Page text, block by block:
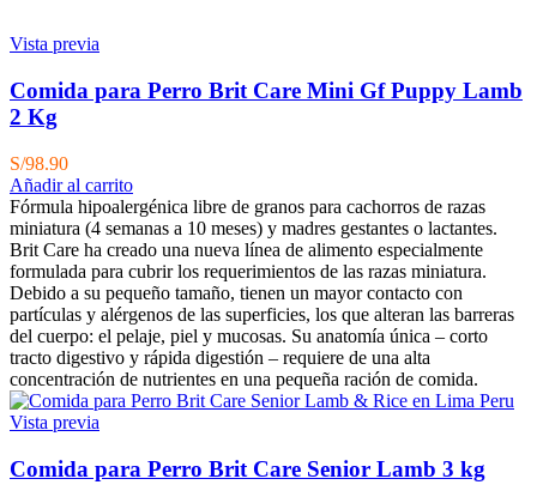
Vista previa
Comida para Perro Brit Care Mini Gf Puppy Lamb
2 Kg
S/98.90
Añadir al carrito
Fórmula hipoalergénica libre de granos para cachorros de razas
miniatura (4 semanas a 10 meses) y madres gestantes o lactantes.
Brit Care ha creado una nueva línea de alimento especialmente
formulada para cubrir los requerimientos de las razas miniatura.
Debido a su pequeño tamaño, tienen un mayor contacto con
partículas y alérgenos de las superficies, los que alteran las barreras
del cuerpo: el pelaje, piel y mucosas. Su anatomía única – corto
tracto digestivo y rápida digestión – requiere de una alta
concentración de nutrientes en una pequeña ración de comida.
Vista previa
Comida para Perro Brit Care Senior Lamb 3 kg